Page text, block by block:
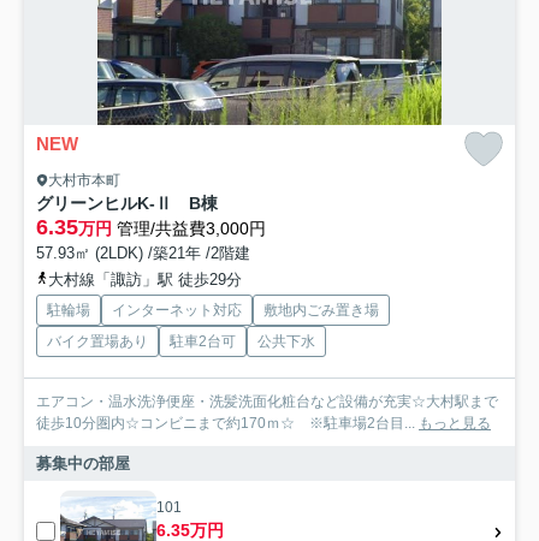
NEW
大村市本町
グリーンヒルK-Ⅱ B棟
6.35万円 管理/共益費3,000円
57.93㎡ (2LDK) /築21年 /2階建
大村線「諏訪」駅 徒歩29分
駐輪場 インターネット対応
敷地内ごみ置き場
バイク置場あり
駐車2台可 公共下水
エアコン・温水洗浄便座・洗髪洗面化粧台など設備が充実☆大村駅まで
徒歩10分圏内☆コンビニまで約170ｍ☆ ※駐車場2台目...
もっと見る
募集中の部屋
101
6.35万円